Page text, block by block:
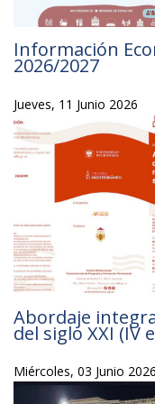
Información
2026/2027
Jueves, 11 Junio 2026
Abordaje
del siglo XXI (IV
Miércoles, 03 Junio 2026